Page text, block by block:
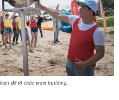
để tổ chức team building.